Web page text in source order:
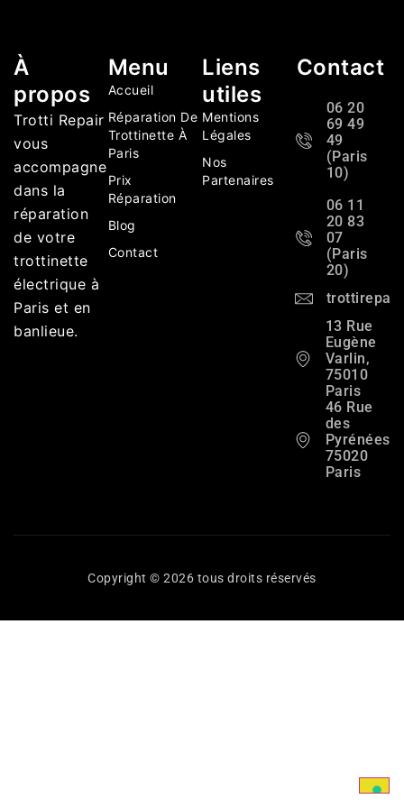
À
propos
Trotti Repair
vous
accompagne
dans la
réparation
de votre
trottinette
électrique à
Paris et en
banlieue.
Menu
Accueil
Réparation De
Trottinette À
Paris
Prix
Réparation
Blog
Contact
Liens
utiles
Mentions
Légales
Nos
Partenaires
Contact
06 20
69 49
49
(Paris
10)
06 11
20 83
07
(Paris
20)
13 Rue
Eugène
Varlin,
75010
Paris
46 Rue
des
Pyrénées,
75020
Paris
Copyright © 2026 tous droits réservés